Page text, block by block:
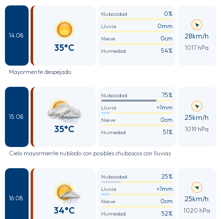
14.08
35°C
Nubosidad 0%
Lluvia 0mm
Nieve 0cm
Humedad 54%
28km/h
1017 hPa
Mayormente despejado
15.08
35°C
Nubosidad 75%
Lluvia <1mm
Nieve 0cm
Humedad 51%
25km/h
1019 hPa
Cielo mayormente nublado con posibles chubascos con lluvias
16.08
34°C
Nubosidad 25%
Lluvia <1mm
Nieve 0cm
Humedad 52%
25km/h
1020 hPa